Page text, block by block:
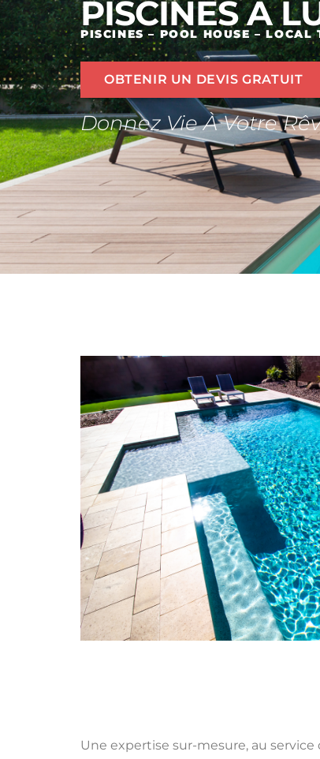
PISCINES À
PISCINES – POOL HOUSE – LOCAL
OBTENIR UN DEVIS GRATUIT
Donnez Vie À Votre
Une expertise sur-mesure, au service